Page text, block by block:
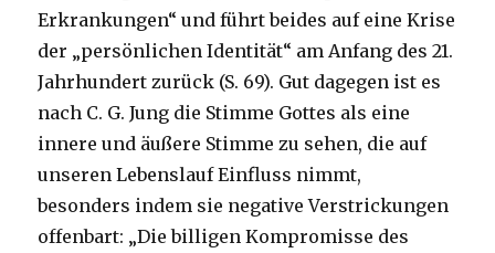
Erkrankungen“ und führt beides auf eine Krise
der „persönlichen Identität“ am Anfang des 21.
Jahrhundert zurück (S. 69). Gut dagegen ist es
nach C. G. Jung die Stimme Gottes als eine
innere und äußere Stimme zu sehen, die auf
unseren Lebenslauf Einfluss nimmt,
besonders indem sie negative Verstrickungen
offenbart: „Die billigen Kompromisse des